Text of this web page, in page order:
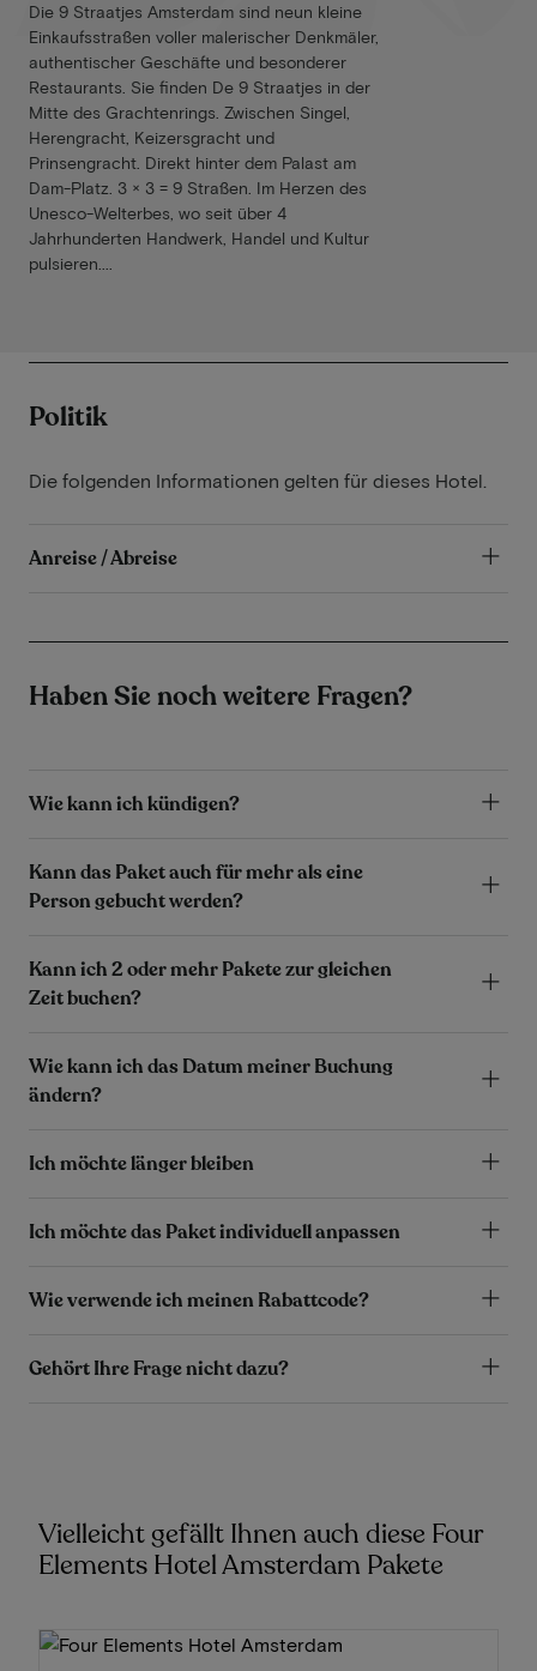
Die 9 Straatjes Amsterdam sind neun kleine
Einkaufsstraßen voller malerischer Denkmäler,
authentischer Geschäfte und besonderer
Restaurants. Sie finden De 9 Straatjes in der
Mitte des Grachtenrings. Zwischen Singel,
Herengracht, Keizersgracht und
Prinsengracht. Direkt hinter dem Palast am
Dam-Platz. 3 × 3 = 9 Straßen. Im Herzen des
Unesco-Welterbes, wo seit über 4
Jahrhunderten Handwerk, Handel und Kultur
pulsieren....
Politik
Die folgenden Informationen gelten für dieses Hotel.
Anreise / Abreise
Haben Sie noch weitere Fragen?
Wie kann ich kündigen?
Kann das Paket auch für mehr als eine
Person gebucht werden?
Kann ich 2 oder mehr Pakete zur gleichen
Zeit buchen?
Wie kann ich das Datum meiner Buchung
ändern?
Ich möchte länger bleiben
Ich möchte das Paket individuell anpassen
Wie verwende ich meinen Rabattcode?
Gehört Ihre Frage nicht dazu?
Vielleicht gefällt Ihnen auch diese Four
Elements Hotel Amsterdam Pakete